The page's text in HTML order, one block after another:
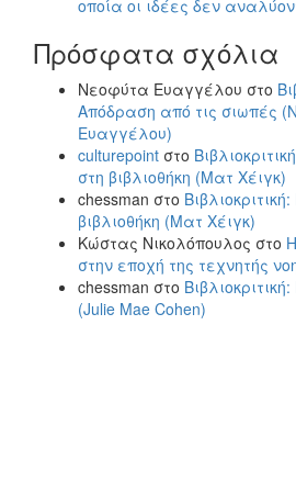
οποία οι ιδέες δεν
Πρόσφατα σχόλια
Νεοφύτα Ευαγγέλου στο
Απόδραση από τις σιωπές
Ευαγγέλου)
culturepoint στο
στη βιβλιοθήκη (Ματ Χέιγκ)
chessman στο
βιβλιοθήκη (Ματ Χέιγκ)
Κώστας Νικολόπουλος στο
στην εποχή της τεχνητής
chessman στο
(Julie Mae Cohen)